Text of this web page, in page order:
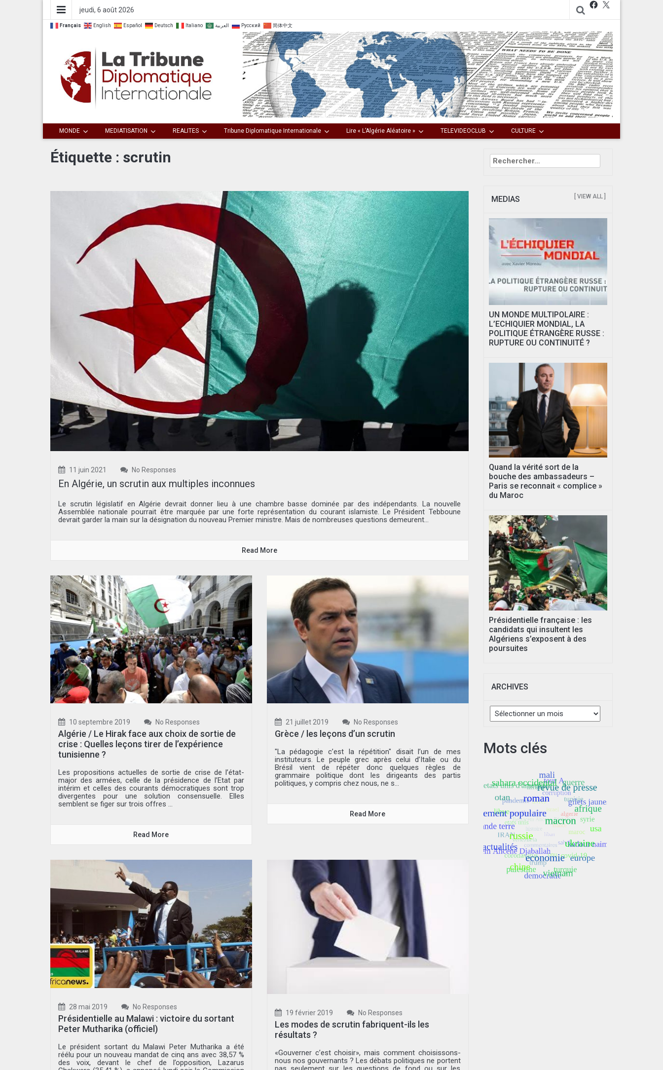
jeudi, 6 août 2026
Français English Español Deutsch Italiano العربية Русский 简体中文
Facebook
La Tribune
Diplomatique
MONDE MEDIATISATION REALITES Tribune Diplomatique Internationale Lire « L’Algérie Aléatoire » TELEVIDEOCLUB CULTURE
Étiquette : scrutin
11 juin 2021 No Responses
En Algérie, un scrutin aux multiples inconnues
Le scrutin législatif en Algérie devrait donner lieu à une chambre basse dominée par des indépendants. La nouvelle
Assemblée nationale pourrait être marquée par une forte représentation du courant islamiste. Le Président Tebboune
devrait garder la main sur la désignation du nouveau Premier ministre. Mais de nombreuses questions demeurent...
Read More
10 septembre 2019 No Responses
Algérie / Le Hirak face aux choix de sortie de
crise : Quelles leçons tirer de l’expérience
tunisienne ?
Les propositions actuelles de sortie de crise de l’état-
major des armées, celle de la présidence de l’Etat par
intérim et celles des courants démocratiques sont trop
divergentes pour une solution consensuelle. Elles
semblent se figer sur trois offres ...
Read More
21 juillet 2019 No Responses
Grèce / les leçons d’un scrutin
"La pédagogie c’est la répétition" disait l’un de mes
instituteurs. Le peuple grec après celui d’Italie ou du
Brésil vient de répéter donc quelques règles de
grammaire politique dont les dirigeants des partis
politiques, y compris chez nous, ne s...
Read More
28 mai 2019 No Responses
Présidentielle au Malawi : victoire du sortant
Peter Mutharika (officiel)
Le président sortant du Malawi Peter Mutharika a été
réélu pour un nouveau mandat de cinq ans avec 38,57 %
des voix, devant le chef de l’opposition, Lazarus
19 février 2019 No Responses
Les modes de scrutin fabriquent-ils les
résultats ?
«Gouverner c’est choisir», mais comment choisissons-
nous nos gouvernants ? Les débats politiques ne portent
Rechercher :
MEDIAS [ VIEW ALL ]
UN MONDE MULTIPOLAIRE :
L’ECHIQUIER MONDIAL, LA
POLITIQUE ÉTRANGÈRE RUSSE :
RUPTURE OU CONTINUITÉ ?
Quand la vérité sort de la
bouche des ambassadeurs –
Paris se reconnait « complice »
du Maroc
Présidentielle française : les
candidats qui insultent les
Algériens s’exposent à des
poursuites
ARCHIVES
Archives
Mots clés